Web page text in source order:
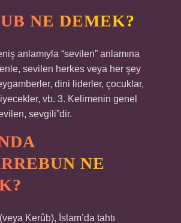
NE DEMEK?
anlamıyla “sevilen” anlamına
sevilen herkes veya her şey
dini liderler, çocuklar,
vb. 3. Kelimenin genel
sevgili”dir.
NE
Kerûb), İslam’da tahtı